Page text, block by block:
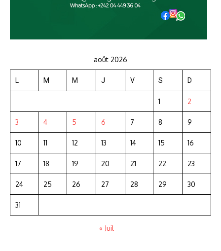
août 2026
L M M J V S D
1 2
3 4 5 6 7 8 9
10 11 12 13 14 15 16
17 18 19 20 21 22 23
24 25 26 27 28 29 30
31
« Juil